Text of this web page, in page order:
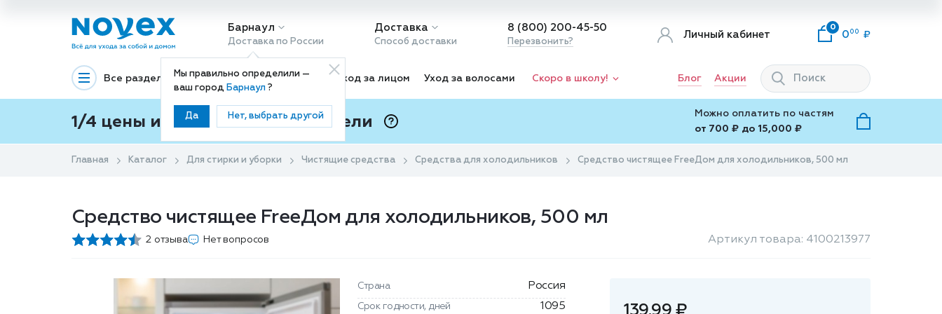
Барнаул
Доставка по России
Мы правильно определили —
ваш город Барнаул?
Да Нет, выбрать другой
Доставка
Способ доставки
8 (800) 200-45-50
Перезвонить?
Личный кабинет
0
0 00
Все разделы Декоративная косметика Уход за лицом Уход за волосами Скоро в школу! Блог Акции
1/4 цены и покупки ваши с Подели
Можно оплатить по частям
от 700 ₽ до 15,000 ₽
Главная Каталог Для стирки и уборки Чистящие средства Средства для холодильников Средство чистящее FreeДом для холодильников, 500 мл
Средство чистящее FreeДом для холодильников, 500 мл
2 отзыва Нет вопросов Артикул товара: 4100213977
Страна Россия
Срок годности, дней 1095 139.99 ₽